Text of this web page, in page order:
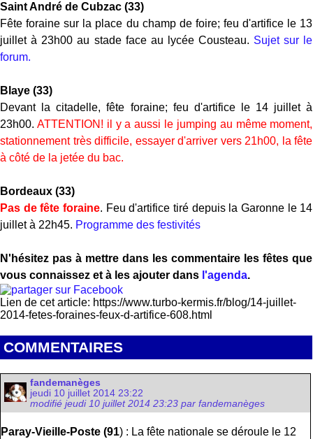
Saint André de Cubzac (33)
Fête foraine sur la place du champ de foire; feu d'artifice le 13
juillet à 23h00 au stade face au lycée Cousteau. Sujet sur le
forum.
Blaye (33)
Devant la citadelle, fête foraine; feu d'artifice le 14 juillet à
23h00. ATTENTION! il y a aussi le jumping au même moment,
stationnement très difficile, essayer d'arriver vers 21h00, la fête
à côté de la jetée du bac.
Bordeaux (33)
Pas de fête foraine. Feu d'artifice tiré depuis la Garonne le 14
juillet à 22h45. Programme des festivités
N'hésitez pas à mettre dans les commentaire les fêtes que
vous connaissez et à les ajouter dans l'agenda.
Lien de cet article: https://www.turbo-kermis.fr/blog/14-juillet-
2014-fetes-foraines-feux-d-artifice-608.html
COMMENTAIRES
fandemanèges
jeudi 10 juillet 2014 23:22
modifié jeudi 10 juillet 2014 23:23 par fandemanèges
Paray-Vieille-Poste (91) : La fête nationale se déroule le 12